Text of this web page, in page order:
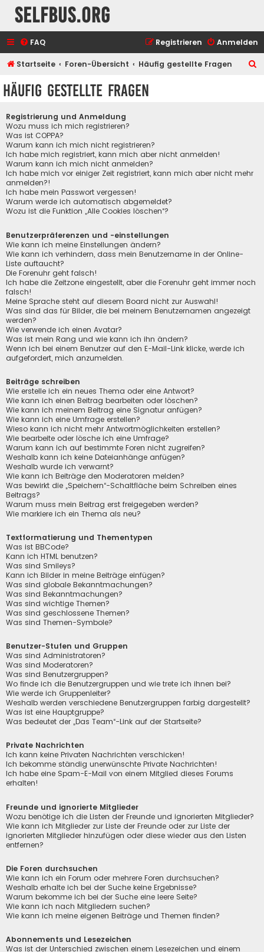
selfbus.org
FAQ Anmelden
Registrieren
Startseite Foren-Übersicht Häufig gestellte Fragen
Häufig gestellte Fragen
Registrierung und Anmeldung
Wozu muss ich mich registrieren?
Was ist COPPA?
Warum kann ich mich nicht registrieren?
Ich habe mich registriert, kann mich aber nicht anmelden!
Warum kann ich mich nicht anmelden?
Ich habe mich vor einiger Zeit registriert, kann mich aber nicht mehr
anmelden?!
Ich habe mein Passwort vergessen!
Warum werde ich automatisch abgemeldet?
Wozu ist die Funktion „Alle Cookies löschen“?
Benutzerpräferenzen und -einstellungen
Wie kann ich meine Einstellungen ändern?
Wie kann ich verhindern, dass mein Benutzername in der Online-
Liste auftaucht?
Die Forenuhr geht falsch!
Ich habe die Zeitzone eingestellt, aber die Forenuhr geht immer noch
falsch!
Meine Sprache steht auf diesem Board nicht zur Auswahl!
Was sind das für Bilder, die bei meinem Benutzernamen angezeigt
werden?
Wie verwende ich einen Avatar?
Was ist mein Rang und wie kann ich ihn ändern?
Wenn ich bei einem Benutzer auf den E-Mail-Link klicke, werde ich
aufgefordert, mich anzumelden.
Beiträge schreiben
Wie erstelle ich ein neues Thema oder eine Antwort?
Wie kann ich einen Beitrag bearbeiten oder löschen?
Wie kann ich meinem Beitrag eine Signatur anfügen?
Wie kann ich eine Umfrage erstellen?
Wieso kann ich nicht mehr Antwortmöglichkeiten erstellen?
Wie bearbeite oder lösche ich eine Umfrage?
Warum kann ich auf bestimmte Foren nicht zugreifen?
Weshalb kann ich keine Dateianhänge anfügen?
Weshalb wurde ich verwarnt?
Wie kann ich Beiträge den Moderatoren melden?
Was bewirkt die „Speichern“-Schaltfläche beim Schreiben eines
Beitrags?
Warum muss mein Beitrag erst freigegeben werden?
Wie markiere ich ein Thema als neu?
Textformatierung und Thementypen
Was ist BBCode?
Kann ich HTML benutzen?
Was sind Smileys?
Kann ich Bilder in meine Beiträge einfügen?
Was sind globale Bekanntmachungen?
Was sind Bekanntmachungen?
Was sind wichtige Themen?
Was sind geschlossene Themen?
Was sind Themen-Symbole?
Benutzer-Stufen und Gruppen
Was sind Administratoren?
Was sind Moderatoren?
Was sind Benutzergruppen?
Wo finde ich die Benutzergruppen und wie trete ich ihnen bei?
Wie werde ich Gruppenleiter?
Weshalb werden verschiedene Benutzergruppen farbig dargestellt?
Was ist eine Hauptgruppe?
Was bedeutet der „Das Team“-Link auf der Startseite?
Private Nachrichten
Ich kann keine Privaten Nachrichten verschicken!
Ich bekomme ständig unerwünschte Private Nachrichten!
Ich habe eine Spam-E-Mail von einem Mitglied dieses Forums
erhalten!
Freunde und ignorierte Mitglieder
Wozu benötige ich die Listen der Freunde und ignorierten Mitglieder?
Wie kann ich Mitglieder zur Liste der Freunde oder zur Liste der
ignorierten Mitglieder hinzufügen oder diese wieder aus den Listen
entfernen?
Die Foren durchsuchen
Wie kann ich ein Forum oder mehrere Foren durchsuchen?
Weshalb erhalte ich bei der Suche keine Ergebnisse?
Warum bekomme ich bei der Suche eine leere Seite?
Wie kann ich nach Mitgliedern suchen?
Wie kann ich meine eigenen Beiträge und Themen finden?
Abonnements und Lesezeichen
Was ist der Unterschied zwischen einem Lesezeichen und einem